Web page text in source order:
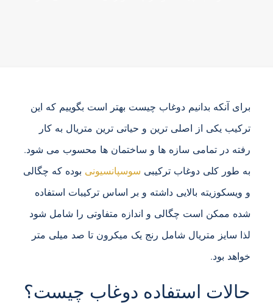
برای آنکه بدانیم دوغاب چیست بهتر است بگوییم که این
ترکیب یکی از اصلی ترین و حیاتی ترین متریال به کار
رفته در تمامی سازه ها و ساختمان ها محسوب می شود.
به طور کلی دوغاب ترکیبی سوسپانسیونی بوده که چگالی
و ویسکوزیته بالایی داشته و بر اساس ترکیبات استفاده
شده ممکن است چگالی و اندازه متفاوتی را شامل شود
لذا سایز متریال شامل رنج یک میکرون تا صد میلی متر
خواهد بود.
حالات استفاده دوغاب چیست؟